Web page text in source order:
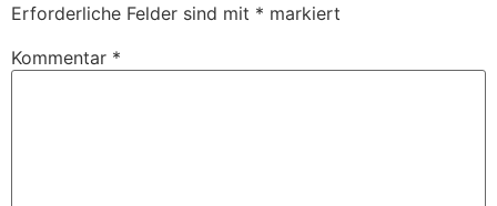
Erforderliche Felder sind mit * markiert
Kommentar *